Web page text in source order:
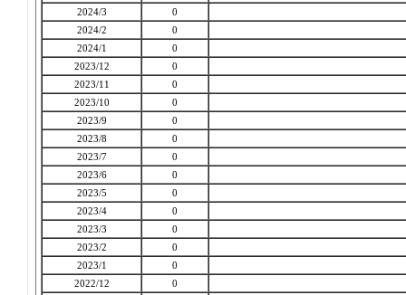
2024/3
0
2024/2
0
2024/1
0
2023/12
0
2023/11
0
2023/10
0
2023/9
0
2023/8
0
2023/7
0
2023/6
0
2023/5
0
2023/4
0
2023/3
0
2023/2
0
2023/1
0
2022/12
0